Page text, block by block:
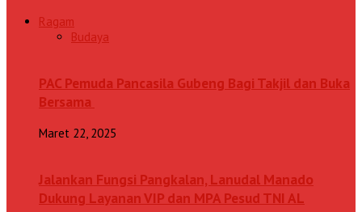
Ragam
Budaya
PAC Pemuda Pancasila Gubeng Bagi Takjil dan Buka
Bersama
Maret 22, 2025
Jalankan Fungsi Pangkalan, Lanudal Manado
Dukung Layanan VIP dan MPA Pesud TNI AL